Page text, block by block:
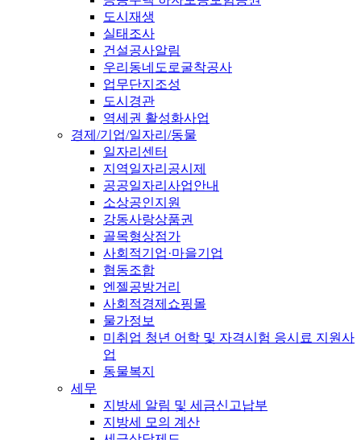
도시재생
실태조사
건설공사알림
우리동네도로굴착공사
업무단지조성
도시경관
역세권 활성화사업
경제/기업/일자리/동물
일자리센터
지역일자리공시제
공공일자리사업안내
소상공인지원
강동사랑상품권
골목형상점가
사회적기업·마을기업
협동조합
엔젤공방거리
사회적경제쇼핑몰
물가정보
미취업 청년 어학 및 자격시험 응시료 지원사
업
동물복지
세무
지방세 알림 및 세금신고납부
지방세 모의 계산